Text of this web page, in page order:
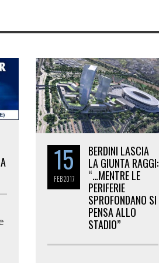
15
FEB2017
BERDINI LASCIA
LA GIUNTA RAGGI:
“…MENTRE LE
PERIFERIE
SPROFONDANO SI
PENSA ALLO
STADIO”